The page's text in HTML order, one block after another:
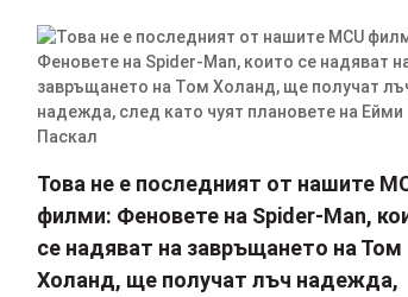
Това не е последният от нашите
филми: Феновете на Spider-Man,
се надяват на завръщането на Том
Холанд, ще получат лъч надежда,